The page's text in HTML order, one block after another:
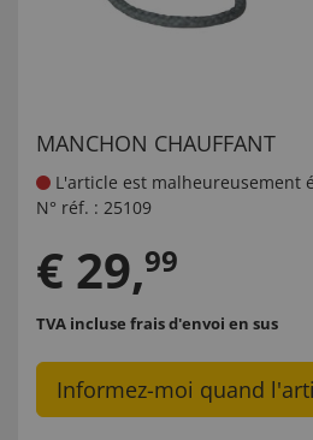
MANCHON CHAUFFANT
L'article est malheureusement
N° réf. : 25109
€ 29,99
TVA incluse frais d'envoi en sus
Informez-moi quand